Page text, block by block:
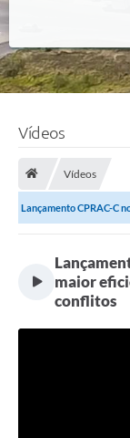
Vídeos
Vídeos
Lançamento CPRAC-C
maior
conflitos